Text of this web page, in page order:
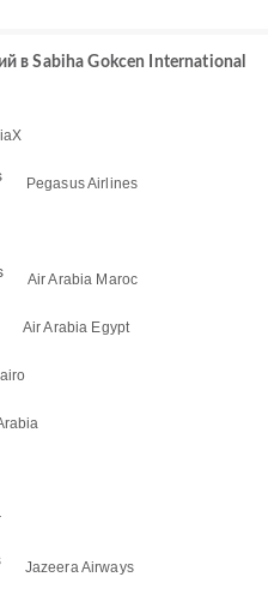
в Sabiha Gokcen International
Pegasus Airlines
Air Arabia Maroc
Air Arabia Egypt
Jazeera Airways